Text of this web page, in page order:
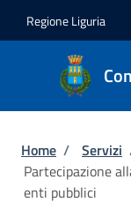
Regione Liguria
Briciole
Home / Servizi
Partecipazione
enti pubblici